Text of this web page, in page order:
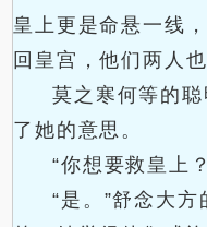
皇上更是命悬一线
回皇宫，他们两人
莫之寒何等的
了她的意思。
“你想要救皇上
“是。”舒念大